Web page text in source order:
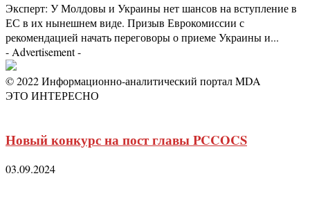
Эксперт: У Молдовы и Украины нет шансов на вступление в
ЕС в их нынешнем виде. Призыв Еврокомиссии с
рекомендацией начать переговоры о приеме Украины и...
- Advertisement -
© 2022 Информационно-аналитический портал MDA
ЭТО ИНТЕРЕСНО
Новый конкурс на пост главы PCCOCS
03.09.2024